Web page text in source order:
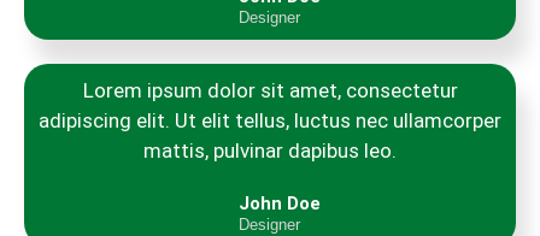
Designer
Lorem ipsum dolor sit amet, consectetur
adipiscing elit. Ut elit tellus, luctus nec ullamcorper
mattis, pulvinar dapibus leo.
John Doe
Designer